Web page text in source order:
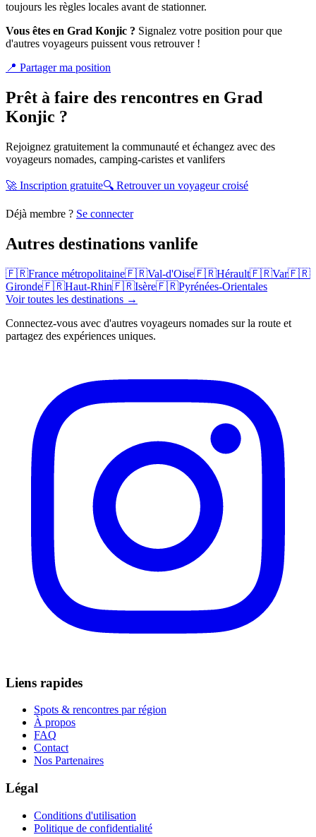
toujours les règles locales avant de stationner.
Vous êtes en Grad Konjic ? Signalez votre position pour que
d'autres voyageurs puissent vous retrouver !
📍 Partager ma position
Prêt à faire des rencontres en Grad
Konjic ?
Rejoignez gratuitement la communauté et échangez avec des
voyageurs nomades, camping-caristes et vanlifers
🚀 Inscription gratuite🔍 Retrouver un voyageur croisé
Déjà membre ? Se connecter
Autres destinations vanlife
🇫🇷France métropolitaine🇫🇷Val-d'Oise🇫🇷Hérault🇫🇷Var🇫🇷
Gironde🇫🇷Haut-Rhin🇫🇷Isère🇫🇷Pyrénées-Orientales
Voir toutes les destinations →
Connectez-vous avec d'autres voyageurs nomades sur la route et
partagez des expériences uniques.
Liens rapides
Spots & rencontres par région
À propos
FAQ
Contact
Nos Partenaires
Légal
Conditions d'utilisation
Politique de confidentialité